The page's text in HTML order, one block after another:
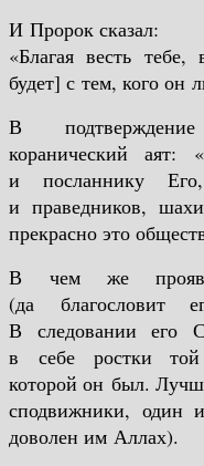
И Пророк сказал:
«Благая весть
будет] с тем, кого он
В
коранический аят:
и посланнику
и праведников,
прекрасно это
В чем же
(да благословит
В следовании его
в себе ростки той
которой он был.
сподвижники, один
доволен им Аллах).